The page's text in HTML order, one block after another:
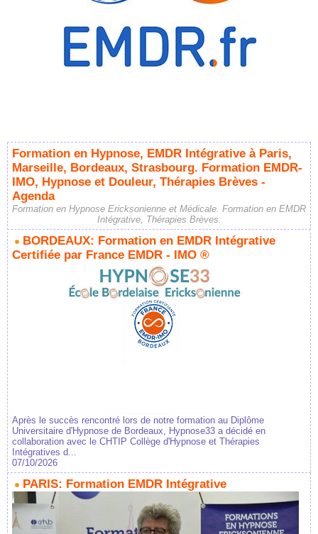
Formation en Hypnose, EMDR Intégrative à Paris,
Marseille, Bordeaux, Strasbourg. Formation EMDR-
IMO, Hypnose et Douleur, Thérapies Brèves -
Agenda
Formation en Hypnose Ericksonienne et Médicale. Formation en EMDR
Intégrative, Thérapies Brèves.
BORDEAUX: Formation en EMDR Intégrative
Certifiée par France EMDR - IMO ®
Après le succès rencontré lors de notre formation au Diplôme
Universitaire d'Hypnose de Bordeaux, Hypnose33 a décidé en
collaboration avec le CHTIP Collège d'Hypnose et Thérapies
Intégratives d...
07/10/2026
PARIS: Formation EMDR Intégrative